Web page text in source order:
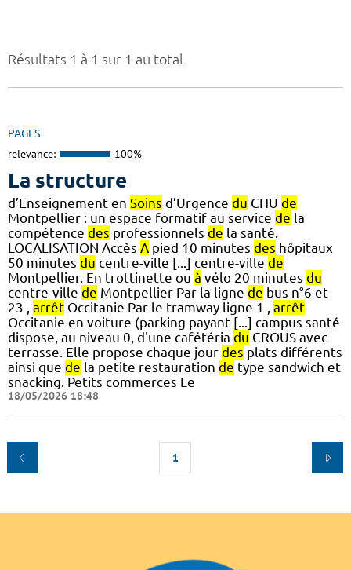
Résultats 1 à 1 sur 1 au total
PAGES
relevance: 100%
La structure
d’Enseignement en Soins d’Urgence du CHU de
Montpellier : un espace formatif au service de la
compétence des professionnels de la santé.
LOCALISATION Accès A pied 10 minutes des hôpitaux
50 minutes du centre-ville [...] centre-ville de
Montpellier. En trottinette ou à vélo 20 minutes du
centre-ville de Montpellier Par la ligne de bus n°6 et
23 , arrêt Occitanie Par le tramway ligne 1 , arrêt
Occitanie en voiture (parking payant [...] campus santé
dispose, au niveau 0, d'une cafétéria du CROUS avec
terrasse. Elle propose chaque jour des plats différents
ainsi que de la petite restauration de type sandwich et
snacking. Petits commerces Le
18/05/2026 18:48
1